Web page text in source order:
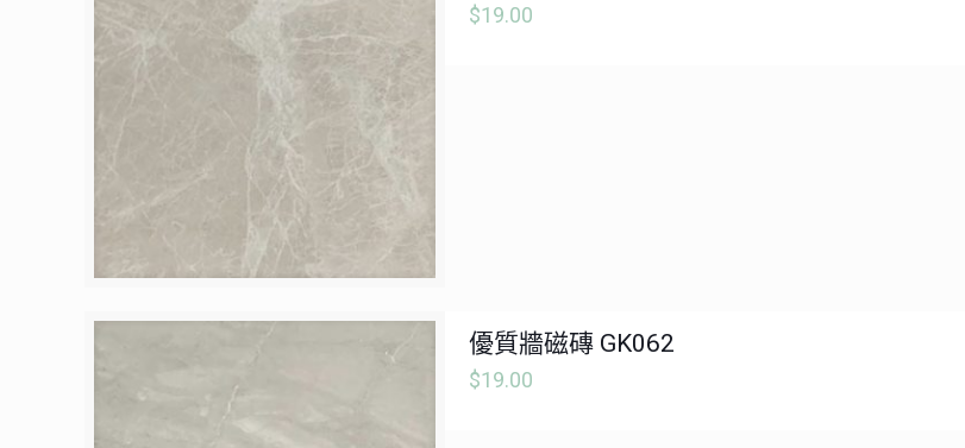
$19.00
優質牆磁磚 GK062
$19.00